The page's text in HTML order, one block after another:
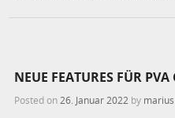
NEUE FEATURES FÜR
Posted on 26. Januar 2022 by marius